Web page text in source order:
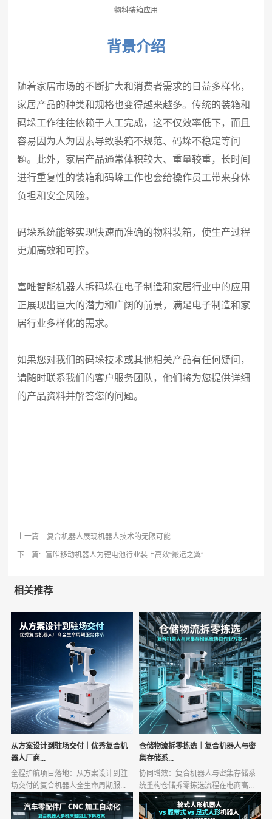
物料装箱应用
背景介绍
随着家居市场的不断扩大和消费者需求的日益多样化，
家居产品的种类和规格也变得越来越多。传统的装箱和
码垛工作往往依赖于人工完成，这不仅效率低下，而且
容易因为人为因素导致装箱不规范、码垛不稳定等问
题。此外，家居产品通常体积较大、重量较重，长时间
进行重复性的装箱和码垛工作也会给操作员工带来身体
负担和安全风险。
码垛系统能够实现快速而准确的物料装箱，使生产过程
更加高效和可控。
富唯智能机器人拆码垛在电子制造和家居行业中的应用
正展现出巨大的潜力和广阔的前景，满足电子制造和家
居行业多样化的需求。
如果您对我们的码垛技术或其他相关产品有任何疑问，
请随时联系我们的客户服务团队，他们将为您提供详细
的产品资料并解答您的问题。
上一篇: 复合机器人展现机器人技术的无限可能
下一篇: 富唯移动机器人为锂电池行业装上高效“搬运之翼”
相关推荐
从方案设计到驻场交付｜优秀复合机
器人厂商...
全程护航项目落地：从方案设计到驻
场交付的复合机器人全生命周期服...
仓储物流拆零拣选｜复合机器人与密
集存储系...
协同增效：复合机器人与密集存储系
统重构仓储拆零拣选流程在电商高...